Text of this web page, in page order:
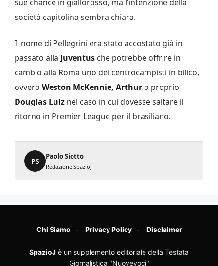
sue chance in giallorosso, ma l’intenzione della
società capitolina sembra chiara.
Il nome di Pellegrini era stato accostato già in
passato alla Juventus che potrebbe offrire in
cambio alla Roma uno dei centrocampisti in bilico,
ovvero Weston McKennie, Arthur o proprio
Douglas Luiz nel caso in cui dovesse saltare il
ritorno in Premier League per il brasiliano.
PS
Paolo Siotto
Redazione SpazioJ
Chi Siamo Privacy Policy Disclaimer
SpazioJ è un supplemento editoriale della Testata
Giornalistica "Nuovevoci"